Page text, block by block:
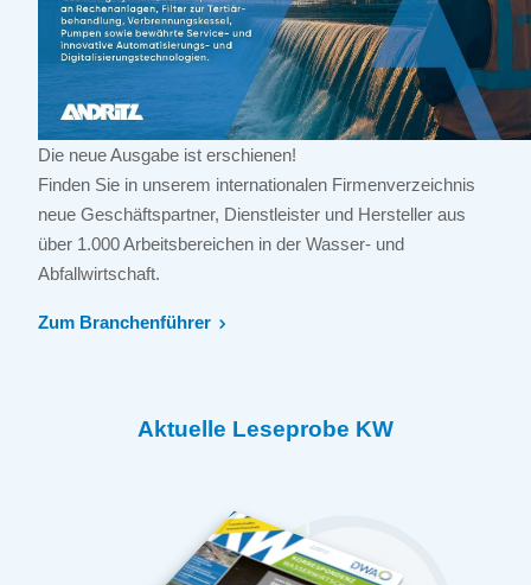
Die neue Ausgabe ist erschienen!
Finden Sie in unserem internationalen Firmenverzeichnis
neue Geschäftspartner, Dienstleister und Hersteller aus
über 1.000 Arbeitsbereichen in der Wasser- und
Abfallwirtschaft.
Zum Branchenführer
Aktuelle Leseprobe KW